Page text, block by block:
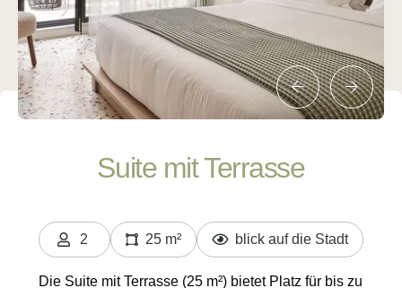
Suite mit Terrasse
2
Personen
25 m² blick auf die Stadt
Die Suite mit Terrasse (25 m²) bietet Platz für bis zu
Startseite
Räume
Economy Doppel- oder Zweibettzimmer
Standard-Doppelzimmer
Doppelzimmer mit Blick auf die Akropolis
Familiensuite mit Whirlpool
Suite mit Blick auf die Akropolis